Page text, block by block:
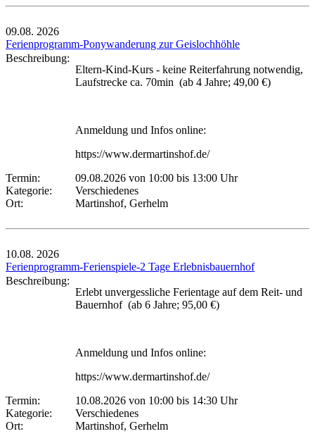
09.08. 2026
Ferienprogramm-Ponywanderung zur Geislochhöhle
Beschreibung:
Eltern-Kind-Kurs - keine Reiterfahrung notwendig,
Laufstrecke ca. 70min (ab 4 Jahre; 49,00 €)
Anmeldung und Infos online:
https://www.dermartinshof.de/
Termin:
09.08.2026 von 10:00 bis 13:00 Uhr
Kategorie:
Verschiedenes
Ort:
Martinshof, Gerhelm
10.08. 2026
Ferienprogramm-Ferienspiele-2 Tage Erlebnisbauernhof
Beschreibung:
Erlebt unvergessliche Ferientage auf dem Reit- und
Bauernhof (ab 6 Jahre; 95,00 €)
Anmeldung und Infos online:
https://www.dermartinshof.de/
Termin:
10.08.2026 von 10:00 bis 14:30 Uhr
Kategorie:
Verschiedenes
Ort:
Martinshof, Gerhelm